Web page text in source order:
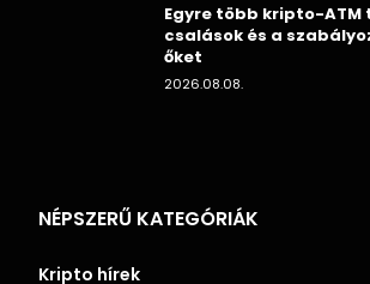
Egyre több kripto-ATM
csalások és a
őket
2026.08.08.
NÉPSZERŰ KATEGÓRIÁK
Kripto hírek